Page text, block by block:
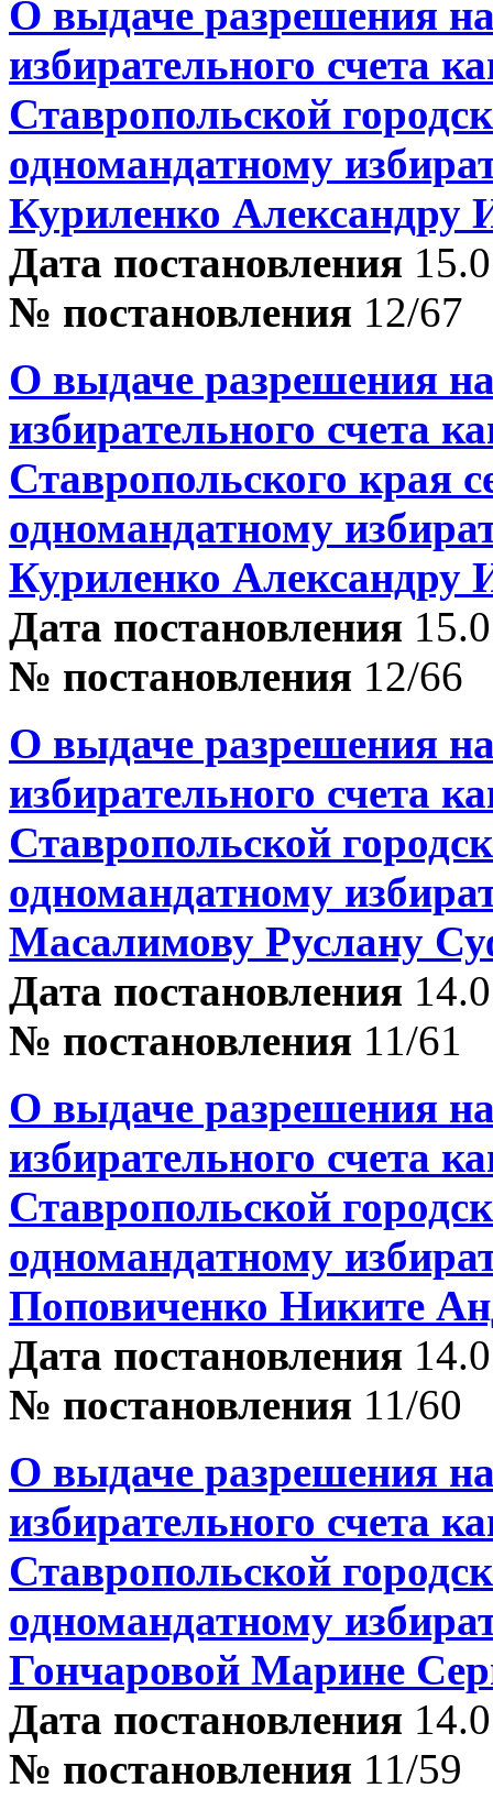
О выдаче разрешения
избирательного счета
Ставропольской
одномандатному
Куриленко Александру
Дата постановления
№ постановления 12/67
О выдаче разрешения
избирательного счета
Ставропольского края
одномандатному
Куриленко Александру
Дата постановления
№ постановления 12/66
О выдаче разрешения
избирательного счета
Ставропольской
одномандатному
Масалимову Руслану
Дата постановления
№ постановления 11/61
О выдаче разрешения
избирательного счета
Ставропольской
одномандатному
Поповиченко Никите
Дата постановления
№ постановления 11/60
О выдаче разрешения
избирательного счета
Ставропольской
одномандатному
Гончаровой Марине
Дата постановления
№ постановления 11/59